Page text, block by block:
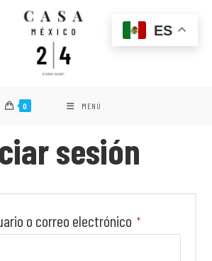
0 MENÚ
sesión
o correo electrónico *
ES